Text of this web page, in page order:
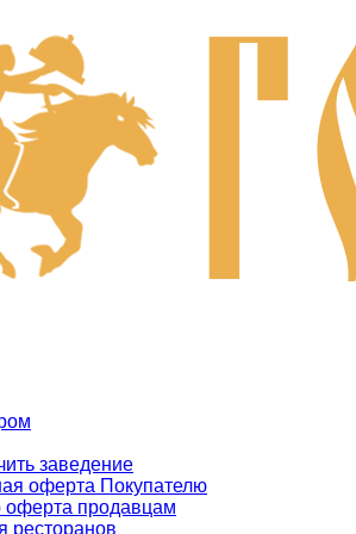
заведение
оферта Покупателю
оферта продавцам
ресторанов